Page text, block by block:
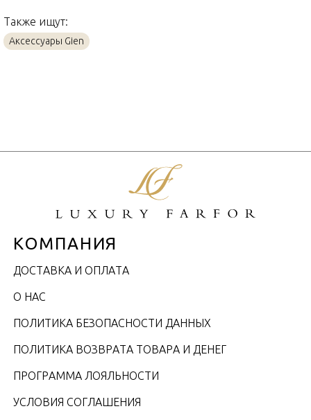
Страна производителя
Материал
Также ищут:
Аксессуары Gien
КОМПАНИЯ
ДОСТАВКА И ОПЛАТА
О НАС
ПОЛИТИКА БЕЗОПАСНОСТИ ДАННЫХ
ПОЛИТИКА ВОЗВРАТА ТОВАРА И ДЕНЕГ
ПРОГРАММА ЛОЯЛЬНОСТИ
УСЛОВИЯ СОГЛАШЕНИЯ